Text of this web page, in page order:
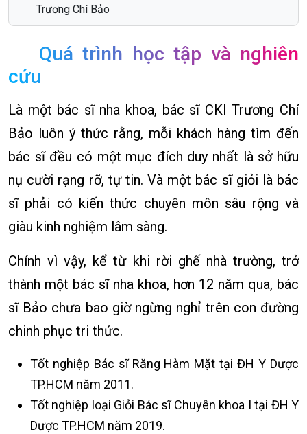
Trương Chí Bảo
Quá trình học tập và nghiên
cứu
Là một bác sĩ nha khoa, bác sĩ CKI Trương Chí
Bảo luôn ý thức rằng, mỗi khách hàng tìm đến
bác sĩ đều có một mục đích duy nhất là sở hữu
nụ cười rạng rỡ, tự tin. Và một bác sĩ giỏi là bác
sĩ phải có kiến thức chuyên môn sâu rộng và
giàu kinh nghiệm lâm sàng.
Chính vì vậy, kể từ khi rời ghế nhà trường, trở
thành một bác sĩ nha khoa, hơn 12 năm qua, bác
sĩ Bảo chưa bao giờ ngừng nghỉ trên con đường
chinh phục tri thức.
Tốt nghiệp Bác sĩ Răng Hàm Mặt tại ĐH Y Dược
TP.HCM năm 2011.
Tốt nghiệp loại Giỏi Bác sĩ Chuyên khoa I tại ĐH Y
Dược TP.HCM năm 2019.